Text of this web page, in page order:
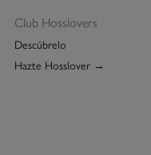
Club Hosslovers
Descúbrelo
Hazte Hosslover →